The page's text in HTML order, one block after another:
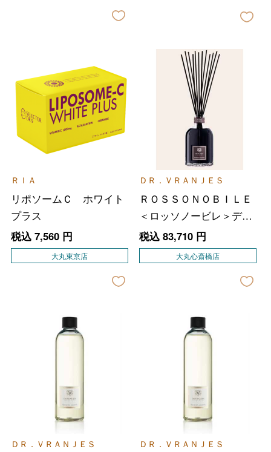
ＲＩＡ
リポソームＣ ホワイト
プラス
税込 7,560円
大丸東京店
ＤＲ．ＶＲＡＮＪＥＳ
ＲＯＳＳＯＮＯＢＩＬＥ
＜ロッソノービレ＞ディ
フューザー
税込 83,710円
大丸心斎橋店
ＤＲ．ＶＲＡＮＪＥＳ ＤＲ．ＶＲＡＮＪＥＳ